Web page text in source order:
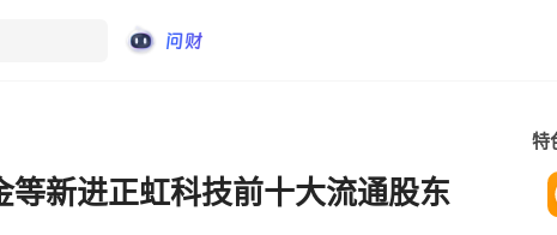
新进正虹科技前十大流通股东
特